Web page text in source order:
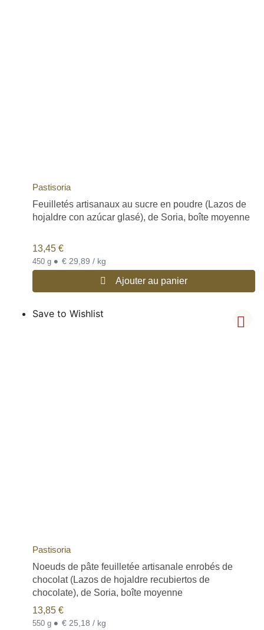
Pastisoria
Feuilletés artisanaux au sucre en poudre (Lazos de
hojaldre con azúcar glasé), de Soria, boîte moyenne
13,45 €
450 g • € 29,89 / kg
Ajouter au panier
Save to Wishlist
Pastisoria
Noeuds de pâte feuilletée artisanale enrobés de
chocolat (Lazos de hojaldre recubiertos de
chocolate), de Soria, boîte moyenne
13,85 €
550 g • € 25,18 / kg